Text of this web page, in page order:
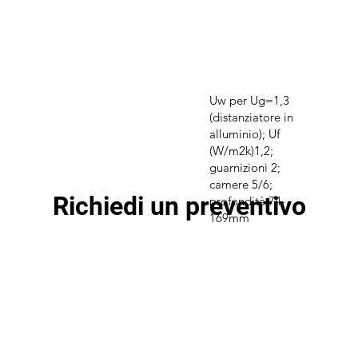
Richiedi un preventivo
Uw per Ug=1,3
(distanziatore in
alluminio); Uf
(W/m2k)1,2;
guarnizioni 2;
camere 5/6;
profondità 74-
169mm